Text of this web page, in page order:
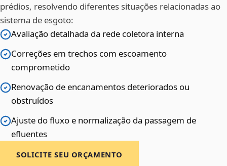
prédios, resolvendo diferentes situações relacionadas ao
sistema de esgoto:
Avaliação detalhada da rede coletora interna
Correções em trechos com escoamento
comprometido
Renovação de encanamentos deteriorados ou
obstruídos
Ajuste do fluxo e normalização da passagem de
efluentes
SOLICITE SEU ORÇAMENTO